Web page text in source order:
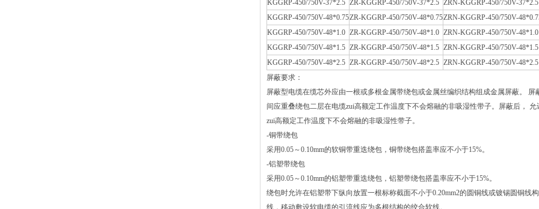
KGGRP-450/750V-37*2.5 ZR-KGGRP-450/750V-37*2.5 ZRN-KGGRP-450/750V-37*2.5
KGGRP-450/750V-48*0.75ZR-KGGRP-450/750V-48*0.75ZRN-KGGRP-450/750V-
KGGRP-450/750V-48*1.0 ZR-KGGRP-450/750V-48*1.0 ZRN-KGGRP-450/750V-48*1.0
KGGRP-450/750V-48*1.5 ZR-KGGRP-450/750V-48*1.5 ZRN-KGGRP-450/750V-48*1.5
KGGRP-450/750V-48*2.5 ZR-KGGRP-450/750V-48*2.5 ZRN-KGGRP-450/750V-48*2.5
屏蔽要求：
屏蔽型电缆在缆芯外应由一根或多根金属带绕包或金属丝编织结构组成金属屏蔽。 屏
间应重叠绕包二层在电缆zui高额定工作温度下不会熔融的非吸湿性带子。屏蔽后，
zui高额定工作温度下不会熔融的非吸湿性带子。
-铜带绕包
采用0.05～0.10mm的软铜带重迭绕包，铜带绕包搭盖率应不小于15%。
-铝塑带绕包
采用0.05～0.10mm的铝塑带重迭绕包，铝塑带绕包搭盖率应不小于15%。
绕包时允许在铝塑带下纵向放置一根标称截面不小于0.20mm2的圆铜线或镀锡圆铜线
线，移动敷设软电缆的引流线应为多根结构的绞合软线。